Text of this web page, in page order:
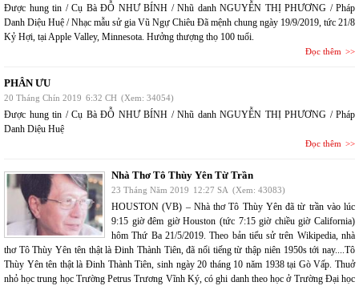
Được hung tin / Cụ Bà ĐỖ NHƯ BÍNH / Nhũ danh NGUYỄN THỊ PHƯƠNG / Pháp
Danh Diệu Huệ / Nhạc mẫu sử gia Vũ Ngự Chiêu Đã mệnh chung ngày 19/9/2019, tức 21/8
Kỷ Hợi, tại Apple Valley, Minnesota. Hưởng thượng thọ 100 tuổi.
Đọc thêm
PHÂN ƯU
20 Tháng Chín 2019 6:32 CH (Xem: 34054)
Được hung tin / Cụ Bà ĐỖ NHƯ BÍNH / Nhũ danh NGUYỄN THỊ PHƯƠNG / Pháp
Danh Diệu Huệ
Đọc thêm
Nhà Thơ Tô Thùy Yên Từ Trần
23 Tháng Năm 2019 12:27 SA (Xem: 43083)
HOUSTON (VB) – Nhà thơ Tô Thùy Yên đã từ trần vào lúc
9:15 giờ đêm giờ Houston (tức 7:15 giờ chiều giờ California)
hôm Thứ Ba 21/5/2019. Theo bản tiểu sử trên Wikipedia, nhà
thơ Tô Thùy Yên tên thật là Đinh Thành Tiên, đã nổi tiếng từ thập niên 1950s tới nay....Tô
Thùy Yên tên thật là Đinh Thành Tiên, sinh ngày 20 tháng 10 năm 1938 tại Gò Vấp. Thuở
nhỏ học trung học Trường Petrus Trương Vĩnh Ký, có ghi danh theo học ở Trường Đại học